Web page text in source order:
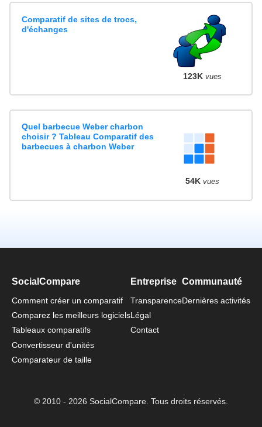
Comparatif de sites de trocs,
d'échanges
123K vues
Quel barbecue Weber charbon
choisir ? Tableau Comparatif des
barbecues à charbon Weber
54K vues
SocialCompare
Comment créer un comparatif
Comparez les meilleurs logiciels
Tableaux comparatifs
Convertisseur d'unités
Comparateur de taille
Entreprise
Transparence
Légal
Contact
Communauté
Dernières activités
© 2010 - 2026 SocialCompare. Tous droits réservés.